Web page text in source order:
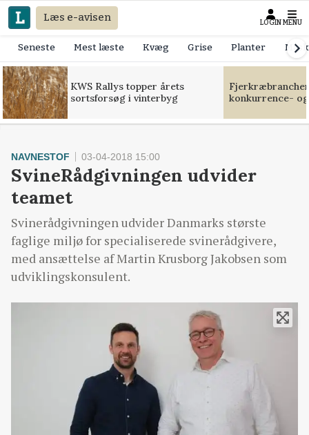
Læs e-avisen LOGIN MENU
Seneste Mest læste Kvæg Grise Planter
KWS Rallys topper årets
sortsforsøg i vinterbyg
konkurrence-
NAVNESTOF 03-04-2018 15:00
SvineRådgivningen udvider
teamet
Svinerådgivningen udvider Danmarks største
faglige miljø for specialiserede svinerådgivere,
med ansættelse af Martin Krusborg Jakobsen som
udviklingskonsulent.